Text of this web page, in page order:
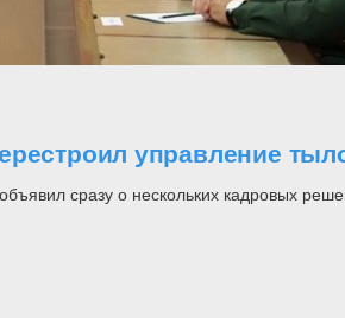
управление
сразу о нескольких кадровых